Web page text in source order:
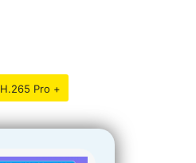
H.265 Pro +